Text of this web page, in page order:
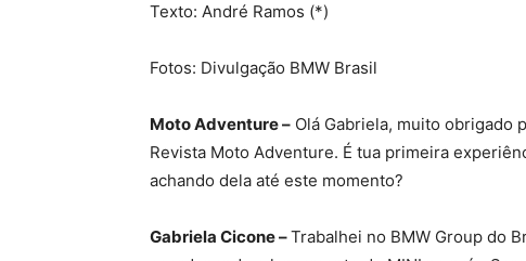
Texto: André Ramos (*)
Fotos: Divulgação BMW Brasil
Moto Adventure – Olá Gabriela, muito obrigado
Revista Moto Adventure. É tua primeira
achando dela até este momento?
Gabriela Cicone –Trabalhei no BMW Group do